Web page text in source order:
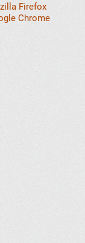
Firefox
Chrome